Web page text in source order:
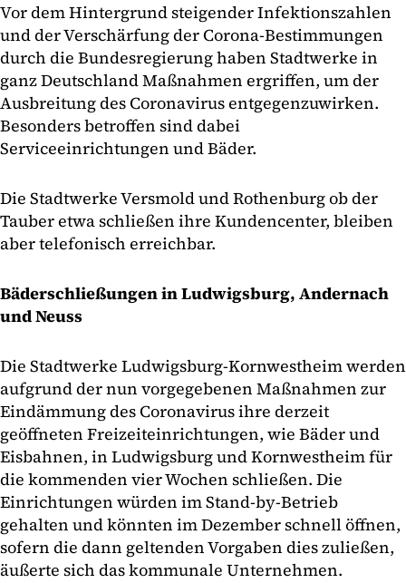
Vor dem Hintergrund steigender Infektionszahlen
und der Verschärfung der Corona-Bestimmungen
durch die Bundesregierung haben Stadtwerke in
ganz Deutschland Maßnahmen ergriffen, um der
Ausbreitung des Coronavirus entgegenzuwirken.
Besonders betroffen sind dabei
Serviceeinrichtungen und Bäder.
Die Stadtwerke Versmold und Rothenburg ob der
Tauber etwa schließen ihre Kundencenter, bleiben
aber telefonisch erreichbar.
Bäderschließungen in Ludwigsburg, Andernach
und Neuss
Die Stadtwerke Ludwigsburg-Kornwestheim werden
aufgrund der nun vorgegebenen Maßnahmen zur
Eindämmung des Coronavirus ihre derzeit
geöffneten Freizeiteinrichtungen, wie Bäder und
Eisbahnen, in Ludwigsburg und Kornwestheim für
die kommenden vier Wochen schließen. Die
Einrichtungen würden im Stand-by-Betrieb
gehalten und könnten im Dezember schnell öffnen,
sofern die dann geltenden Vorgaben dies zuließen,
äußerte sich das kommunale Unternehmen.